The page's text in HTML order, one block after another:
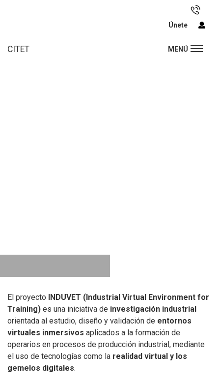
Únete
CITET MENÚ
El proyecto INDUVET (Industrial Virtual Environment for
Training) es una iniciativa de investigación industrial
orientada al estudio, diseño y validación de entornos
virtuales inmersivos aplicados a la formación de
operarios en procesos de producción industrial, mediante
el uso de tecnologías como la realidad virtual y los
gemelos digitales.